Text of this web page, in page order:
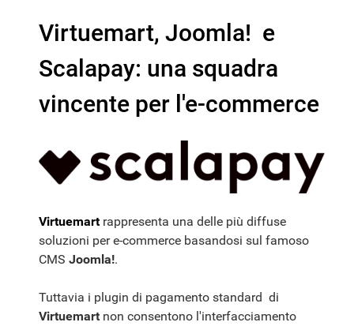
Virtuemart, Joomla! e
Scalapay: una squadra
vincente per l'e-commerce
Virtuemartrappresenta una delle più diffuse
soluzioni per e-commerce basandosi sul famoso
CMS Joomla!.
Tuttavia i plugin di pagamento standard di
Virtuemart non consentono l'interfacciamento